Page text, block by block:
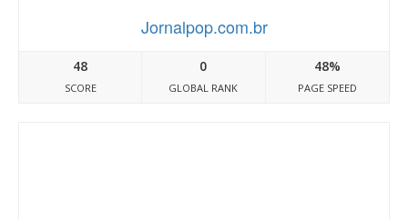
Jornalpop.com.br
48
SCORE
0
GLOBAL RANK
48%
PAGE SPEED